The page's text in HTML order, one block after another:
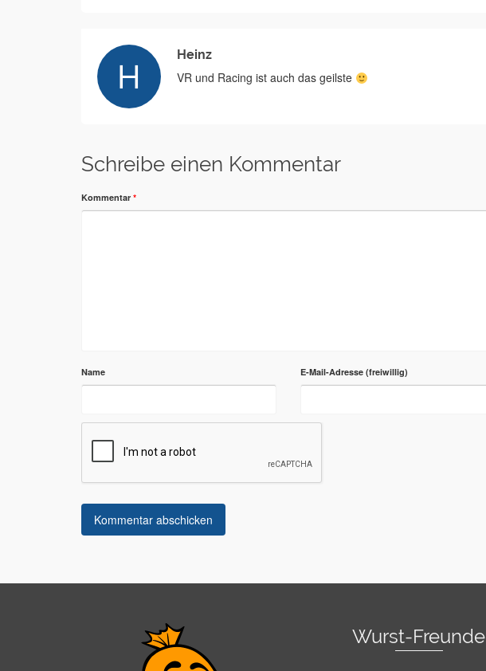
Heinz
VR und Racing ist auch das geilste
Schreibe einen Kommentar
Kommentar *
Name E-Mail-Adresse
Wurst-Freunde